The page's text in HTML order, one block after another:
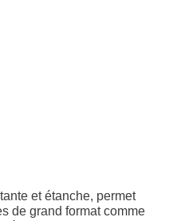
et étanche, permet
de grand format comme